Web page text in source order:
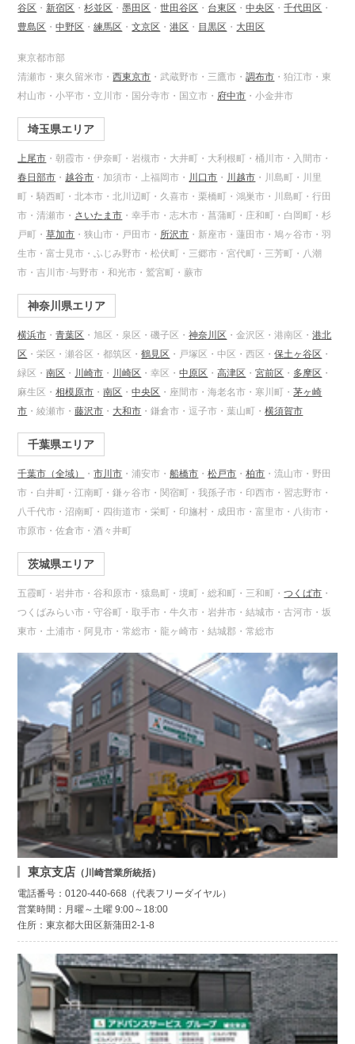
谷区 ・ 新宿区 ・杉並区 ・墨田区 ・世田谷区 ・ 台東区 ・中央区 ・千代田区 ・
豊島区 ・中野区 ・練馬区 ・文京区 ・港区 ・ 目黒区 ・ 大田区
東京都市部
清瀬市・東久留米市・西東京市 ・武蔵野市・三鷹市・調布市 ・狛江市・東
村山市・小平市・立川市・国分寺市・国立市・ 府中市 ・小金井市
埼玉県エリア
上尾市 ・朝霞市・伊奈町・岩槻市・大井町・大利根町・桶川市・入間市・
春日部市 ・ 越谷市 ・加須市・上福岡市・ 川口市 ・ 川越市 ・川島町・川里
町・騎西町・北本市・北川辺町・久喜市・栗橋町・鴻巣市・川島町・行田
市・清瀬市・ さいたま市 ・幸手市・志木市・菖蒲町・庄和町・白岡町・杉
戸町・草加市 ・狭山市・戸田市・ 所沢市 ・新座市・蓮田市・鳩ヶ谷市・羽
生市・富士見市・ふじみ野市・松伏町・三郷市・宮代町・三芳町・八潮
市・吉川市･与野市・和光市・鷲宮町・蕨市
神奈川県エリア
横浜市 ・青葉区 ・旭区・泉区・磯子区・神奈川区 ・金沢区・港南区・港北
区 ・栄区・瀬谷区・都筑区・鶴見区 ・戸塚区・中区・西区・保土ヶ谷区 ・
緑区・南区 ・ 川崎市 ・ 川崎区 ・幸区・中原区 ・高津区 ・宮前区 ・ 多摩区 ・
麻生区・相模原市 ・南区 ・中央区 ・座間市・海老名市・寒川町・茅ヶ崎
市 ・綾瀬市・藤沢市 ・ 大和市 ・鎌倉市・逗子市・葉山町・横須賀市
千葉県エリア
千葉市（全域） ・市川市 ・浦安市・船橋市 ・松戸市 ・柏市 ・流山市・野田
市・白井町・江南町・鎌ヶ谷市・関宿町・我孫子市・印西市・習志野市・
八千代市・沼南町・四街道市・栄町・印旛村・成田市・富里市・八街市・
市原市・佐倉市・酒々井町
茨城県エリア
五霞町・岩井市・谷和原市・猿島町・境町・総和町・三和町・つくば市 ・
つくばみらい市・守谷町・取手市・牛久市・岩井市・結城市・古河市・坂
東市・土浦市・阿見市・常総市・龍ヶ崎市・結城郡・常総市
東京支店 （川崎営業所統括）
電話番号：0120-440-668（代表フリーダイヤル）
営業時間：月曜～土曜 9:00～18:00
住所：東京都大田区新蒲田2-1-8